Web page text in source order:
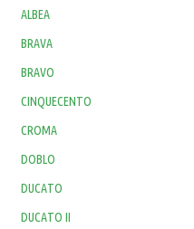
ALBEA
BRAVA
BRAVO
CINQUECENTO
CROMA
DOBLO
DUCATO
DUCATO II